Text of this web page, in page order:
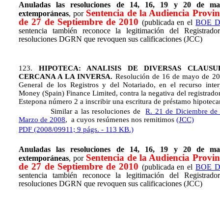
Anuladas las resoluciones de 14, 16, 19 y 20 de
extemporáneas, por Sentencia de la Audiencia
de 27 de Septiembre de 2010 (publicada en elBOE
sentencia también reconoce la legitimación del
resoluciones DGRN que revoquen sus calificaciones (JCC)
123. HIPOTECA: ANALISIS DE DIVERSAS
CERCANA A LA INVERSA. Resolución de 16 de mayo de
General de los Registros y del Notariado, en el recurso
Money (Spain) Finance Limited, contra la negativa del
Estepona número 2 a inscribir una escritura de préstamo
Similar a las resoluciones deR. 21 de Diciembre de
Marzo de 2008, a cuyos resúmenes nos remitimos (JCC)
PDF (2008/09911; 9 págs. - 113 KB.)
Anuladas las resoluciones de 14, 16, 19 y 20 de
extemporáneas, por Sentencia de la Audiencia
de 27 de Septiembre de 2010 (publicada en elBOE
sentencia también reconoce la legitimación del
resoluciones DGRN que revoquen sus calificaciones (JCC)